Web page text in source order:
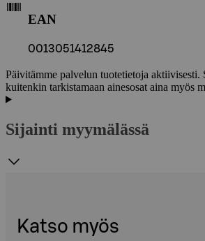
EAN
0013051412845
Päivitämme palvelun tuotetietoja aktiivisesti.
kuitenkin tarkistamaan ainesosat aina myös
Sijainti myymälässä
Katso myös